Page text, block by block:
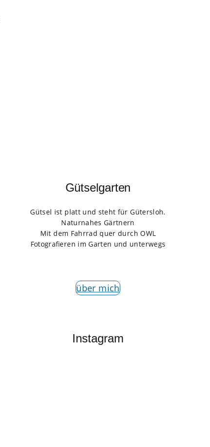
Gütselgarten
Gütsel ist platt und steht für Gütersloh.
Naturnahes Gärtnern
Mit dem Fahrrad quer durch OWL
Fotografieren im Garten und unterwegs
über mich
Instagram